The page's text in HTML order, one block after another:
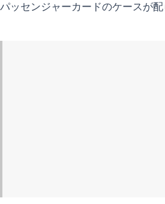
パッセンジャーカードのケースが